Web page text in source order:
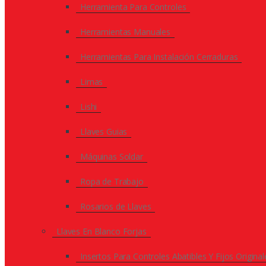
Herramienta Para Controles
Herramientas Manuales
Herramientas Para Instalación Cerraduras
Limas
Lishi
Llaves Guias
Máquinas Soldar
Ropa de Trabajo
Rosarios de Llaves
Llaves En Blanco Forjas
Insertos Para Controles Abatibles Y Fijos